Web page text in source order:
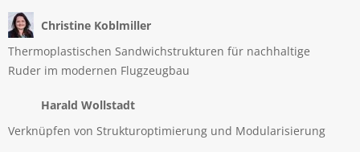
Christine Koblmiller
Thermoplastischen Sandwichstrukturen für nachhaltige
Ruder im modernen Flugzeugbau
Harald Wollstadt
Verknüpfen von Strukturoptimierung und Modularisierung